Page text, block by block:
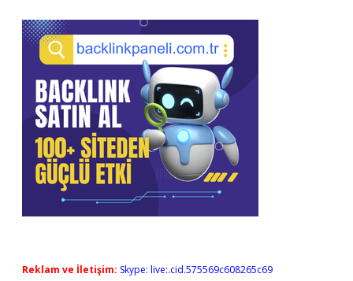
Reklam ve İletişim: Skype: live:.cid.575569c608265c69